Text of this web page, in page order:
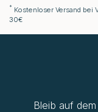
* Kostenloser Versand bei
30€
Bleib auf